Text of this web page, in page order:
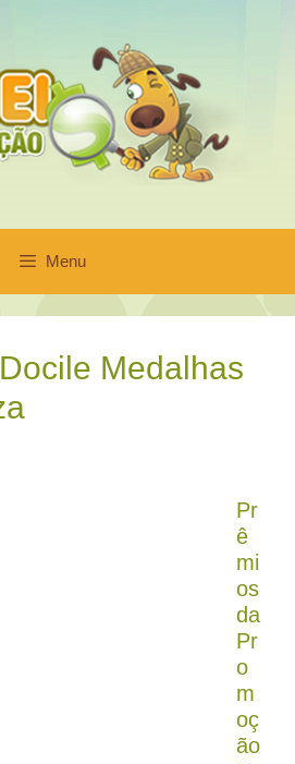
Menu
Medalhas
Pr
ê
mi
os
da
Pr
o
m
oç
ão